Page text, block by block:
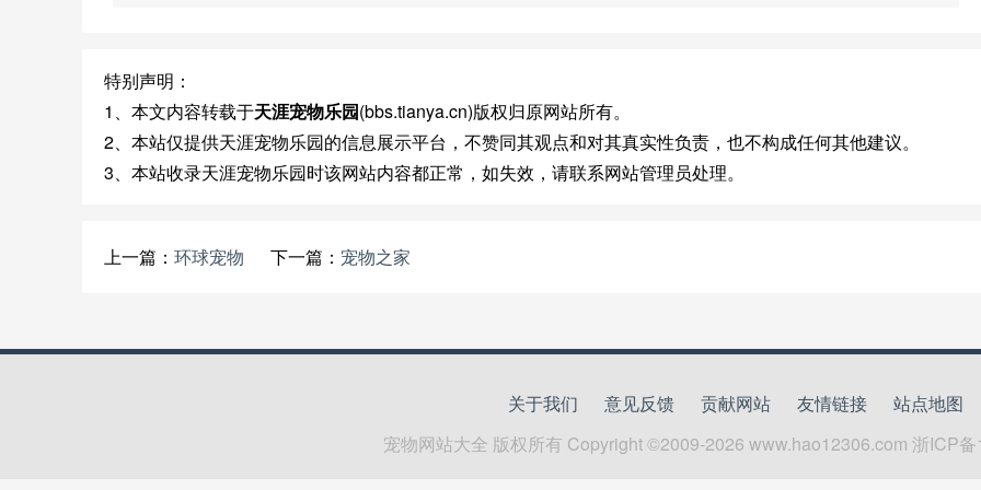
特别声明：
1、本文内容转载于天涯宠物乐园(bbs.tianya.cn)版权归原网站所有。
2、本站仅提供天涯宠物乐园的信息展示平台，不赞同其观点和对其真实性负责，也不构成任何其他建议。
3、本站收录天涯宠物乐园时该网站内容都正常，如失效，请联系网站管理员处理。
上一篇： 环球宠物 下一篇： 宠物之家
关于我们 意见反馈 贡献网站 友情链接
站点地图
宠物网站大全 版权所有 Copyright ©2009-2026 www.hao12306.com 浙ICP